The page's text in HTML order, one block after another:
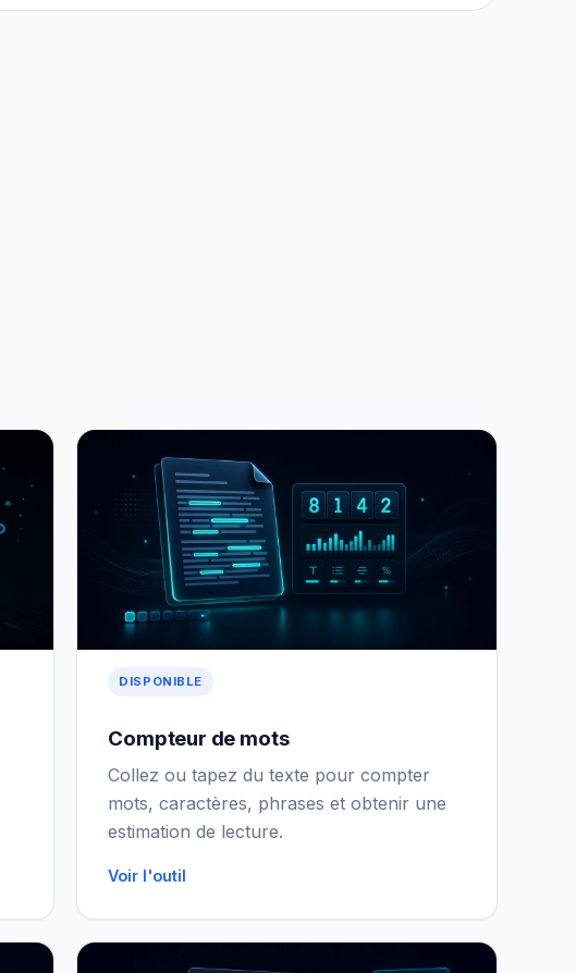
DISPONIBLE
Compteur de mots
Collez ou tapez du texte pour compter
mots, caractères, phrases et obtenir une
estimation de lecture.
Voir l'outil